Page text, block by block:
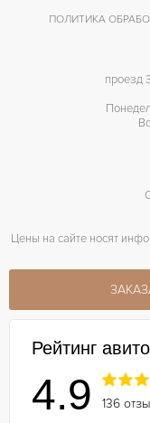
ПОЛИТИКА
проезд
Цены на сайте носят
Рейтинг авито
4.9 136